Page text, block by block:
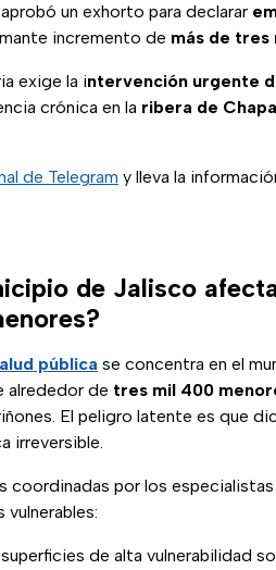
aprobó un exhorto para declarar
incremento de más de tres
exige la intervención urgente
crónica en la ribera de
de Telegram y lleva la
de Jalisco
pública se concentra en el
alrededor de tres mil 400
El peligro latente es que
irreversible.
coordinadas por los
superficies de alta vulnerabilidad